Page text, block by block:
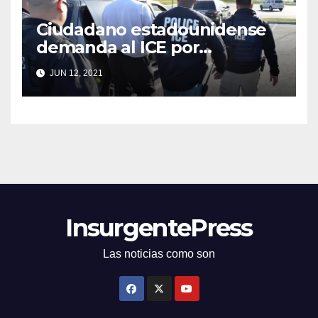
Ciudadano estadounidense
demanda al ICE por
detenerlo
JUN 12, 2021
InsurgentePress
Las noticias como son